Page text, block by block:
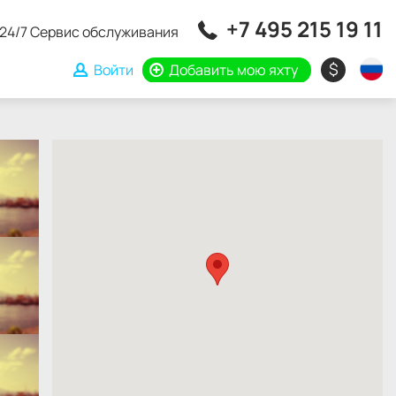
7 Сервис обслуживания +7 495 215 19 11
Войти Добавить мою яхту $